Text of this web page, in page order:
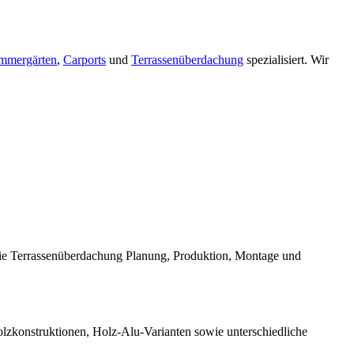
, Carports und Terrassenüberdachung spezialisiert. Wir
Terrassenüberdachung Planung, Produktion, Montage und
Holz-Alu-Varianten sowie unterschiedliche